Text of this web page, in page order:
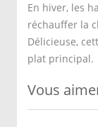
En hiver, les
réchauffer la
Délicieuse,
plat principal.
Vous